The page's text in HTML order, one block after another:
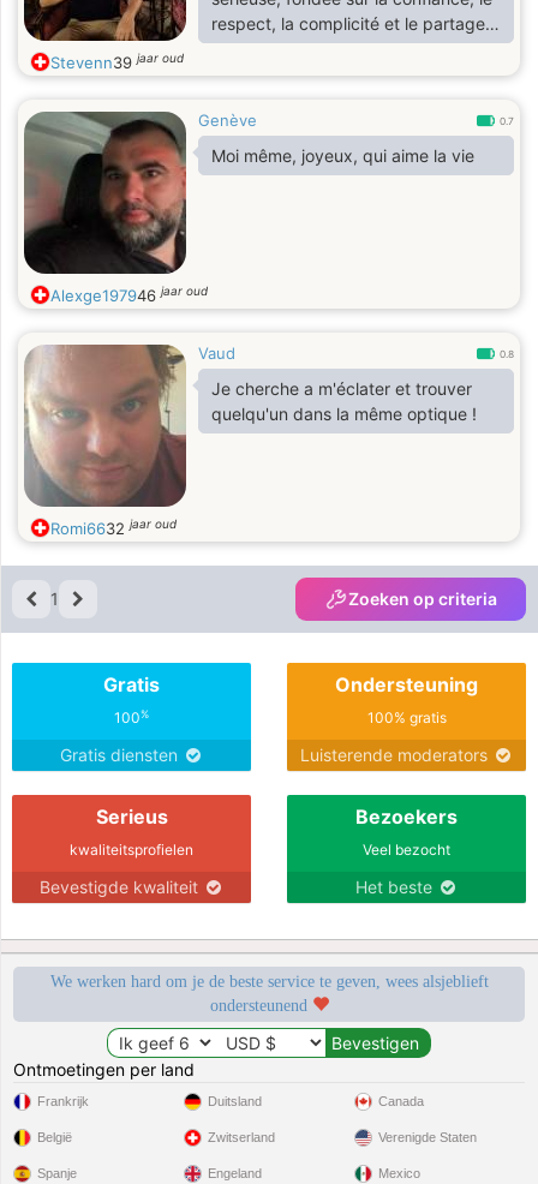
respect, la complicité et le partage.
J'aimerais construire une belle
histoire avec une personne qui
unique, authentique et
épanouissante, où chacun prend
soin de l'autre. Je n'ai pas d'enfants,
Stevenn39jaar oud
Genève 0.7
Moi même, joyeux, qui aime la vie
Alexge197946jaar oud
Vaud 0.8
Je cherche a m'éclater et trouver
quelqu'un dans la même optique !
Romi6632jaar oud
1 Zoeken op criteria
Gratis
100%
Gratis diensten
Ondersteuning
100% gratis
Luisterende moderators
Serieus
kwaliteitsprofielen
Bevestigde kwaliteit
Bezoekers
Veel bezocht
Het beste
We werken hard om je de beste service te geven, wees alsjeblieft
ondersteunend
Ontmoetingen per land
Frankrijk
België
Spanje
Duitsland
Zwitserland
Engeland
Canada
Verenigde Staten
Mexico